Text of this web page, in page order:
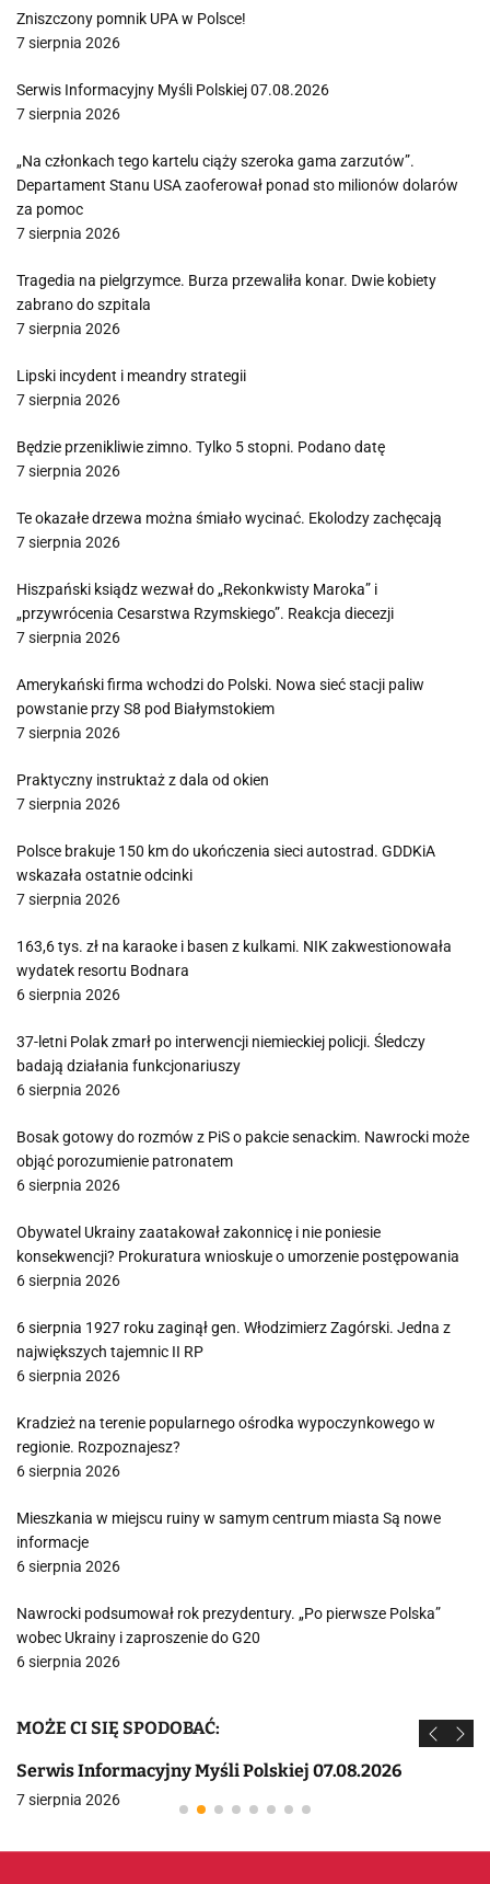
Zniszczony pomnik UPA w Polsce!
7 sierpnia 2026
Serwis Informacyjny Myśli Polskiej 07.08.2026
7 sierpnia 2026
„Na członkach tego kartelu ciąży szeroka gama zarzutów”.
Departament Stanu USA zaoferował ponad sto milionów dolarów
za pomoc
7 sierpnia 2026
Tragedia na pielgrzymce. Burza przewaliła konar. Dwie kobiety
zabrano do szpitala
7 sierpnia 2026
Lipski incydent i meandry strategii
7 sierpnia 2026
Będzie przenikliwie zimno. Tylko 5 stopni. Podano datę
7 sierpnia 2026
Te okazałe drzewa można śmiało wycinać. Ekolodzy zachęcają
7 sierpnia 2026
Hiszpański ksiądz wezwał do „Rekonkwisty Maroka” i
„przywrócenia Cesarstwa Rzymskiego”. Reakcja diecezji
7 sierpnia 2026
Amerykański firma wchodzi do Polski. Nowa sieć stacji paliw
powstanie przy S8 pod Białymstokiem
7 sierpnia 2026
Praktyczny instruktaż z dala od okien
7 sierpnia 2026
Polsce brakuje 150 km do ukończenia sieci autostrad. GDDKiA
wskazała ostatnie odcinki
7 sierpnia 2026
163,6 tys. zł na karaoke i basen z kulkami. NIK zakwestionowała
wydatek resortu Bodnara
6 sierpnia 2026
37-letni Polak zmarł po interwencji niemieckiej policji. Śledczy
badają działania funkcjonariuszy
6 sierpnia 2026
Bosak gotowy do rozmów z PiS o pakcie senackim. Nawrocki może
objąć porozumienie patronatem
6 sierpnia 2026
Obywatel Ukrainy zaatakował zakonnicę i nie poniesie
konsekwencji? Prokuratura wnioskuje o umorzenie postępowania
6 sierpnia 2026
6 sierpnia 1927 roku zaginął gen. Włodzimierz Zagórski. Jedna z
największych tajemnic II RP
6 sierpnia 2026
Kradzież na terenie popularnego ośrodka wypoczynkowego w
regionie. Rozpoznajesz?
6 sierpnia 2026
Mieszkania w miejscu ruiny w samym centrum miasta Są nowe
informacje
6 sierpnia 2026
Nawrocki podsumował rok prezydentury. „Po pierwsze Polska”
wobec Ukrainy i zaproszenie do G20
6 sierpnia 2026
MOŻE CI SIĘ SPODOBAĆ:
Serwis Informacyjny Myśli Polskiej 07.08.2026
7 sierpnia 2026